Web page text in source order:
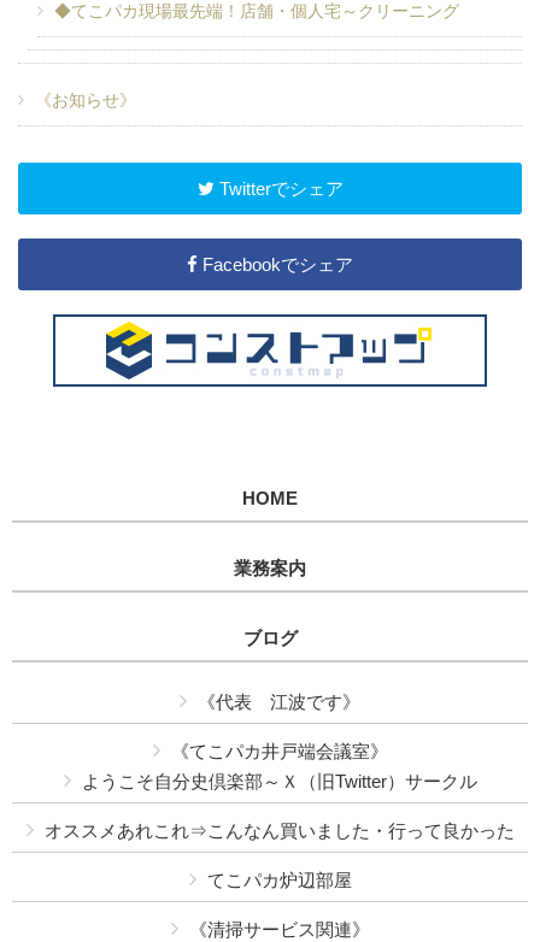
◆てこパカ現場最先端！店舗・個人宅～クリーニング
《お知らせ》
Twitterでシェア
Facebookでシェア
HOME
業務案内
ブログ
《代表 江波です》
《てこパカ井戸端会議室》
ようこそ自分史倶楽部～Ｘ（旧Twitter）サークル
オススメあれこれ⇒こんなん買いました・行って良かった
てこパカ炉辺部屋
《清掃サービス関連》